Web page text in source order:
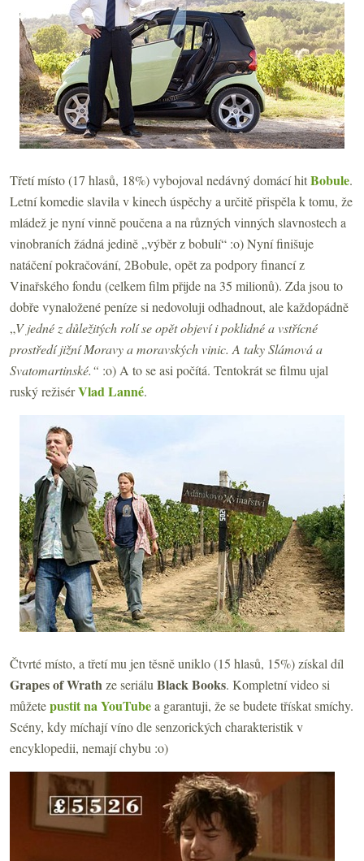
Třetí místo (17 hlasů, 18%) vybojoval nedávný domácí hitBobule.
Letní komedie slavila v kinech úspěchy a určitě přispěla k tomu, že
mládež je nyní vinně poučena a na různých vinných slavnostech a
vinobraních žádná jedině „výběr z bobulí“ :o) Nyní finišuje
natáčení pokračování, 2Bobule, opět za podpory financí z
Vinařského fondu (celkem film přijde na 35 milionů). Zda jsou to
dobře vynaložené peníze si nedovoluji odhadnout, ale každopádně
„V jedné z důležitých rolí se opět objeví i poklidné a vstřícné
prostředí jižní Moravy a moravských vinic. A taky Slámová a
Svatomartinské.“ :o) A to se asi počítá. Tentokrát se filmu ujal
ruský režisérVlad Lanné.
Čtvrté místo, a třetí mu jen těsně uniklo (15 hlasů, 15%) získal díl
Grapes of Wrathze seriálu Black Books. Kompletní video si
můžetepustit na YouTubea garantuji, že se budete třískat smíchy.
Scény, kdy míchají víno dle senzorických charakteristik v
encyklopedii, nemají chybu :o)